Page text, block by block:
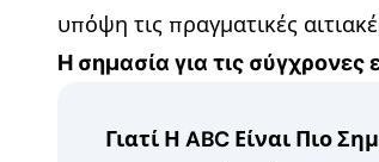
υπόψη τις πραγματικές
Η σημασία για τις σύγχρονες
Γιατί Η ABC Είναι Πιο